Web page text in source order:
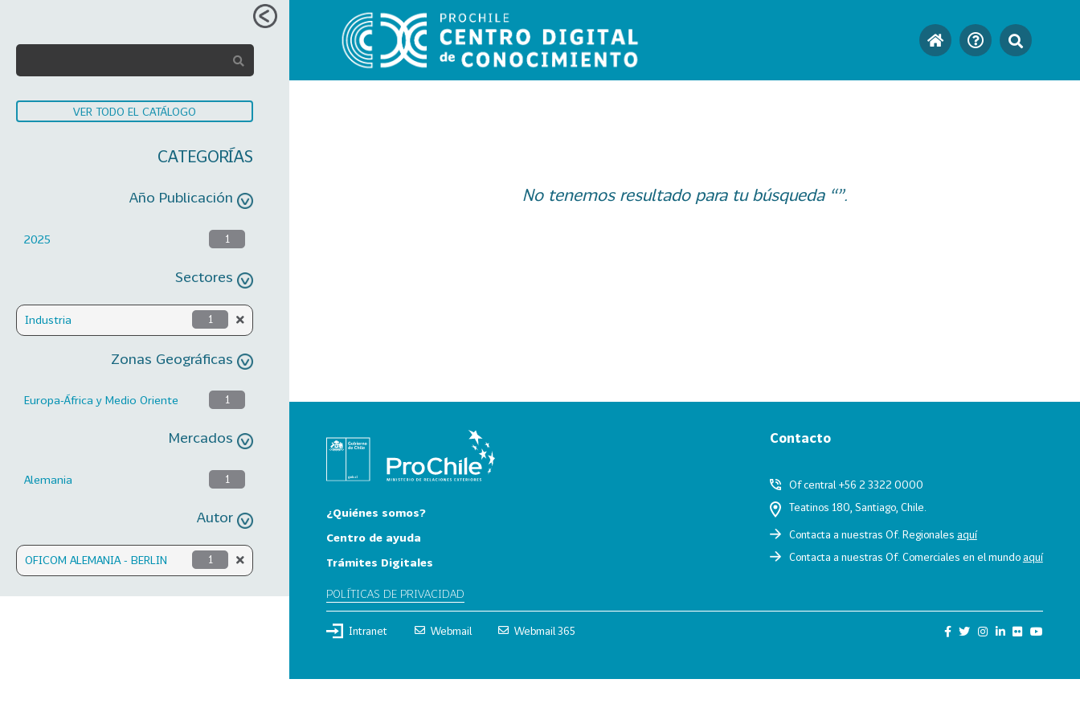
VER TODO EL CATÁLOGO
CATEGORÍAS
Año Publicación
2025 1
Sectores
Industria 1
Zonas Geográficas
Europa-África y Medio Oriente 1
Mercados
Alemania 1
Autor
OFICOM ALEMANIA - BERLIN 1
No tenemos resultado para tu búsqueda “”.
¿Quiénes somos?
Centro de ayuda
Trámites Digitales
POLÍTICAS DE PRIVACIDAD
Contacto
Of central +56 2 3322 0000
Teatinos 180, Santiago, Chile.
Contacta a nuestras Of. Regionales aquí
Contacta a nuestras Of. Comerciales en el mundoaquí
Intranet Webmail Webmail 365